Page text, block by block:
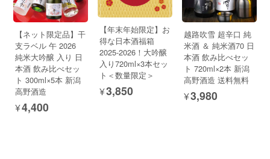
【ネット限定品】干
支ラベル 午 2026
純米大吟醸 入り 日
本酒 飲み比べセッ
ト 300ml×5本 新潟
高野酒造
¥4,400
【年末年始限定】お
得な日本酒福箱
2025-2026！大吟醸
入り720ml×3本セッ
ト＜数量限定＞
¥3,850
越路吹雪 超辛口 純
米酒 ＆ 純米酒70 日
本酒 飲み比べセッ
ト 720ml×2本 新潟
高野酒造 送料無料
¥3,980